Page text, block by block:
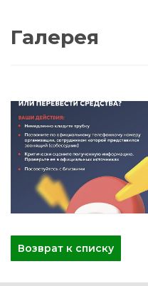
Галерея
Возврат к списку